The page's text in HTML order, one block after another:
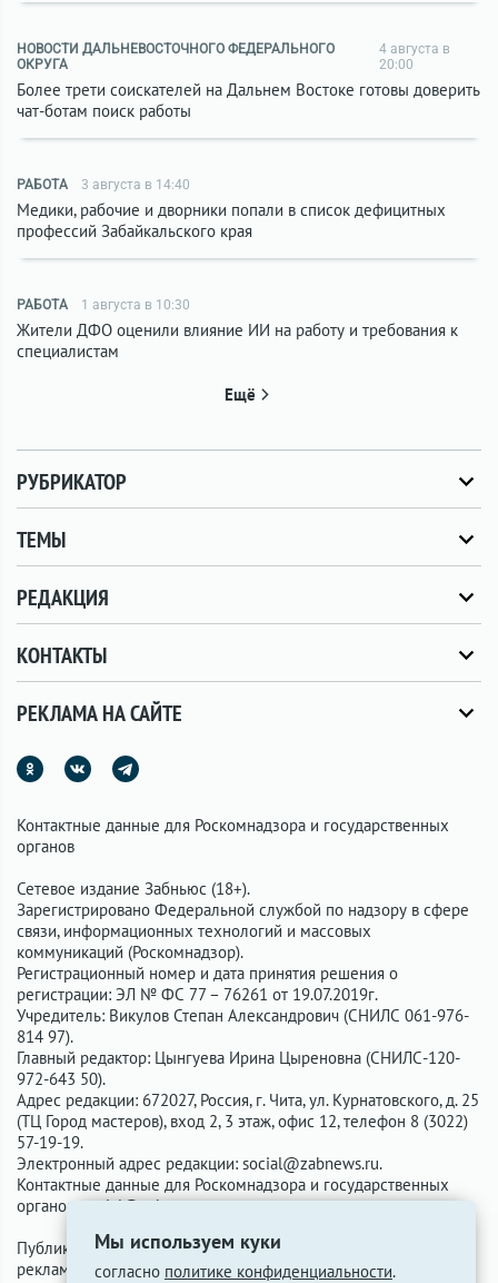
Мы используем куки
согласно политике конфиденциальности.
НОВОСТИ ДАЛЬНЕВОСТОЧНОГО ФЕДЕРАЛЬНОГО
ОКРУГА
4 августа в
20:00
Более трети соискателей на Дальнем Востоке готовы доверить
чат-ботам поиск работы
РАБОТА 3 августа в 14:40
Медики, рабочие и дворники попали в список дефицитных
профессий Забайкальского края
РАБОТА 1 августа в 10:30
Жители ДФО оценили влияние ИИ на работу и требования к
специалистам
Ещё
РУБРИКАТОР
ТЕМЫ
РЕДАКЦИЯ
КОНТАКТЫ
РЕКЛАМА НА САЙТЕ
Контактные данные для Роскомнадзора и государственных
органов
Сетевое издание Забньюс (18+).
Зарегистрировано Федеральной службой по надзору в сфере
связи, информационных технологий и массовых
коммуникаций (Роскомнадзор).
Регистрационный номер и дата принятия решения о
регистрации: ЭЛ № ФС 77 – 76261 от 19.07.2019г.
Учредитель: Викулов Степан Александрович (СНИЛС 061-976-
814 97).
Главный редактор: Цынгуева Ирина Цыреновна (СНИЛС-120-
972-643 50).
Адрес редакции: 672027, Россия, г. Чита, ул. Курнатовского, д. 25
(ТЦ Город мастеров), вход 2, 3 этаж, офис 12, телефон 8 (3022)
57-19-19.
Электронный адрес редакции: social@zabnews.ru.
Контактные данные для Роскомнадзора и государственных
органов:
social@zabnews.ru.
Публикации с пометками «Реклама», «Выборы» оплачены
рекламодателем. Редакция сайта не несёт ответственности за